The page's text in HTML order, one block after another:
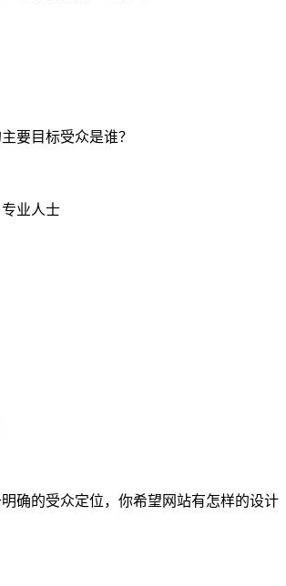
要目标受众是谁？
业人士
确的受众定位，你希望网站有怎样的设计